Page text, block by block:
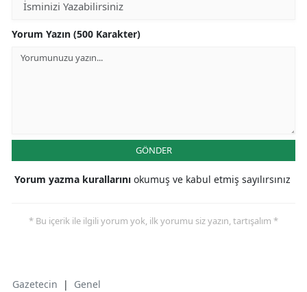
Yorum Yazın (500 Karakter)
GÖNDER
Yorum yazma kurallarını okumuş ve kabul etmiş sayılırsınız
* Bu içerik ile ilgili yorum yok, ilk yorumu siz yazın, tartışalım *
Gazetecin | Genel